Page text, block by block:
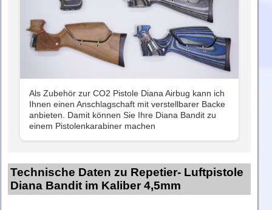
Als Zubehör zur CO2 Pistole Diana Airbug kann ich
Ihnen einen Anschlagschaft mit verstellbarer Backe
anbieten. Damit können Sie Ihre Diana Bandit zu
einem Pistolenkarabiner machen
Technische Daten zu Repetier- Luftpistole
Diana Bandit im Kaliber 4,5mm